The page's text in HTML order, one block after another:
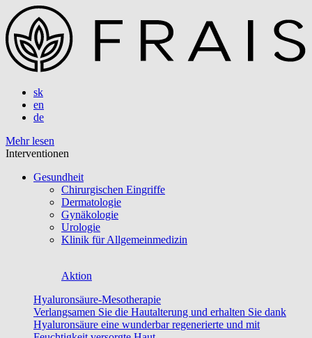
sk
en
de
Mehr lesen
Interventionen
Gesundheit
Chirurgischen Eingriffe
Dermatologie
Gynäkologie
Urologie
Klinik für Allgemeinmedizin
Aktion
Hyaluronsäure-Mesotherapie
Verlangsamen Sie die Hautalterung und erhalten Sie dank
Hyaluronsäure eine wunderbar regenerierte und mit